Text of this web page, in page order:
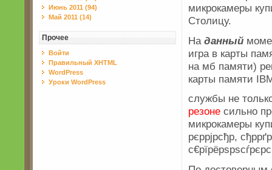
Июнь 2011 (94)
Май 2011 (14)
Прочее
Войти
Правильный XHTML
WordPress
Уроки WordPress
микрокамеры
Столицу.
На данный
игра в карты
на мб памяти)
карты памяти
службы не
резоне сильно
микрокамеры
рєррјрсђр,